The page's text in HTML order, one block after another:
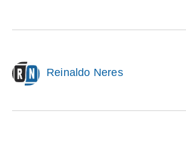
Reinaldo Neres